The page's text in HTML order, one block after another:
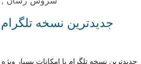
جدیدترین نسخه تلگرام
جدیدترین نسخه تلگرام با امکانات بسیار